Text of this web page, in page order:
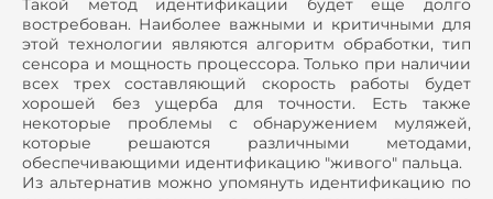
Такой метод идентификации будет еще долго
востребован. Наиболее важными и критичными для
этой технологии являются алгоритм обработки, тип
сенсора и мощность процессора. Только при наличии
всех трех составляющий скорость работы будет
хорошей без ущерба для точности. Есть также
некоторые проблемы с обнаружением муляжей,
которые решаются различными методами,
обеспечивающими идентификацию "живого" пальца.
Из альтернатив можно упомянуть идентификацию по